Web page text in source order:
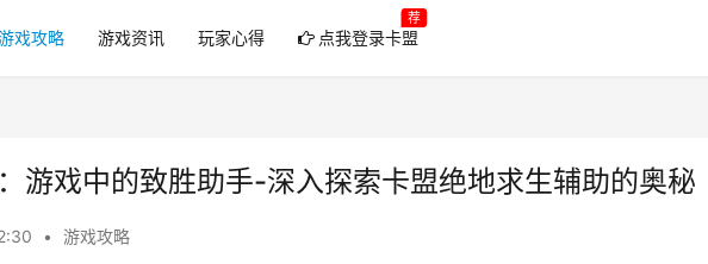
戏攻略 游戏资讯 玩家心得 点我登录卡盟
荐
游戏中的致胜助手-深入探索卡盟绝地求生辅助的奥秘
• 游戏攻略